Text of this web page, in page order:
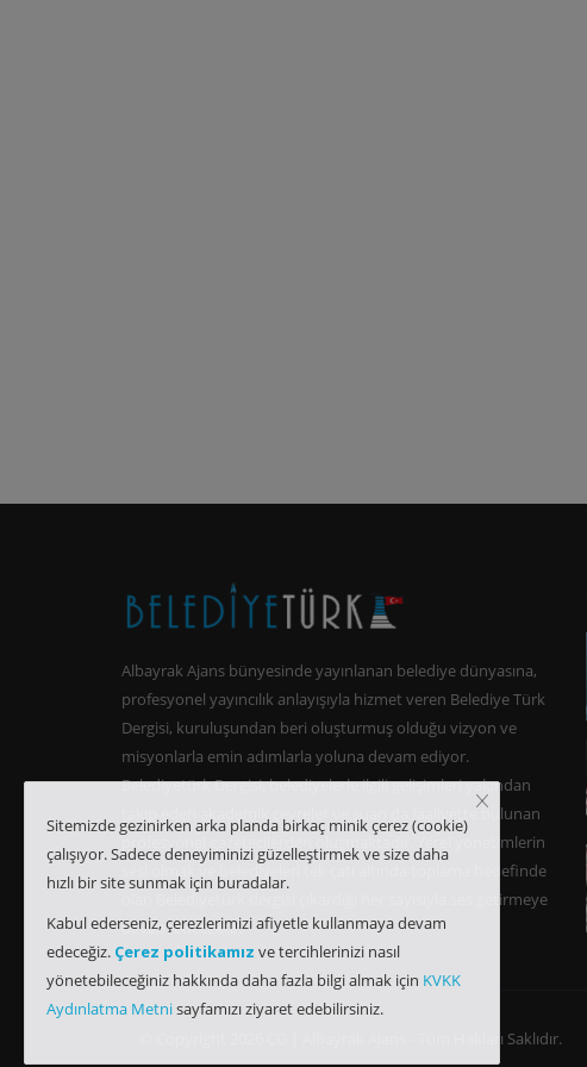
Albayrak Ajans bünyesinde yayınlanan belediye dünyasına,
profesyonel yayıncılık anlayışıyla hizmet veren Belediye Türk
Dergisi, kuruluşundan beri oluşturmuş olduğu vizyon ve
misyonlarla emin adımlarla yoluna devam ediyor.
Belediyetürk Dergisi, belediyelerle ilgili gelişimleri yakından
takip eden akademik çevreler ve şuan da faaliyette bulunan
profesyonel gazetecilerden oluşmaktadır. Yerel yönetimlerin
sesi olmak ve belediyeleri tek çatı altında toplama hedefinde
olan Belediyetürk dergisi çıkardığı her sayısıyla ses getirmeye
devam edecektir.
© Copyright 2026 CG | Albayrak Ajans - Tüm Hakları Saklıdır.
Sitemizde gezinirken arka planda birkaç minik çerez (cookie)
çalışıyor.Sadece deneyiminizi güzelleştirmek ve size daha
hızlı bir site sunmak için buradalar.
Kabul ederseniz, çerezlerimizi afiyetle kullanmaya devam
edeceğiz. Çerez politikamız ve tercihlerinizi nasıl
yönetebileceğiniz hakkında daha fazla bilgi almak için KVKK
Aydınlatma Metnisayfamızı ziyaret edebilirsiniz.